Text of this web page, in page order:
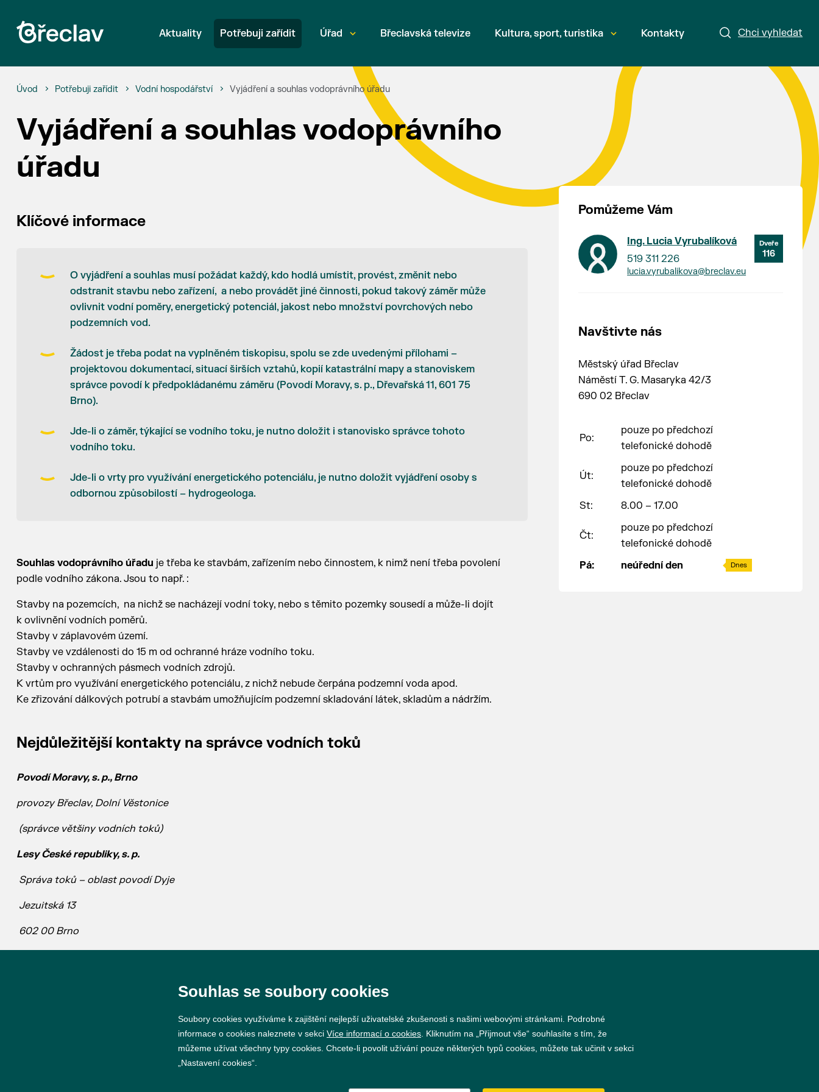
Chci vyhledat
Aktuality Potřebuji zařídit Úřad Břeclavská televize Kultura, sport, turistika Kontakty
Úvod Potřebuji zařídit Vodní hospodářství Vyjádření a souhlas vodoprávního úřadu
Vyjádření a souhlas vodoprávního
úřadu
Klíčové informace
O vyjádření a souhlas musí požádat každý, kdo hodlá umístit, provést, změnit nebo
odstranit stavbu nebo zařízení, a nebo provádět jiné činnosti, pokud takový záměr může
ovlivnit vodní poměry, energetický potenciál, jakost nebo množství povrchových nebo
podzemních vod.
Žádost je třeba podat na vyplněném tiskopisu, spolu se zde uvedenými přílohami –
projektovou dokumentací, situací širších vztahů, kopií katastrální mapy a stanoviskem
správce povodí k předpokládanému záměru (Povodí Moravy, s. p., Dřevařská 11, 601 75
Brno).
Jde-li o záměr, týkající se vodního toku, je nutno doložit i stanovisko správce tohoto
vodního toku.
Jde-li o vrty pro využívání energetického potenciálu, je nutno doložit vyjádření osoby s
odbornou způsobilostí – hydrogeologa.
Souhlas vodoprávního úřadu je třeba ke stavbám, zařízením nebo činnostem, k nimž není třeba povolení
podle vodního zákona. Jsou to např. :
Stavby na pozemcích, na nichž se nacházejí vodní toky, nebo s těmito pozemky sousedí a může-li dojít
k ovlivnění vodních poměrů.
Stavby v záplavovém území.
Stavby ve vzdálenosti do 15 m od ochranné hráze vodního toku.
Stavby v ochranných pásmech vodních zdrojů.
K vrtům pro využívání energetického potenciálu, z nichž nebude čerpána podzemní voda apod.
Ke zřizování dálkových potrubí a stavbám umožňujícím podzemní skladování látek, skladům a nádržím.
Nejdůležitější kontakty na správce vodních toků
Povodí Moravy, s. p., Brno
provozy Břeclav, Dolní Věstonice
(správce většiny vodních toků)
Lesy České republiky, s. p.
Správa toků – oblast povodí Dyje
Jezuitská 13
602 00 Brno
Pomůžeme Vám
116
Ing. Lucia Vyrubalíková
519 311 226
lucia.vyrubalikova@breclav.eu
Navštivte nás
Městský úřad Břeclav
Náměstí T. G. Masaryka 42/3
690 02 Břeclav
Po:
pouze po předchozí
telefonické dohodě
Út:
pouze po předchozí
telefonické dohodě
St:
8.00 – 17.00
Čt:
pouze po předchozí
telefonické dohodě
Pá:
neúřední den Dnes
Souhlas se soubory cookies
Soubory cookies využíváme k zajištění nejlepší uživatelské zkušenosti s našimi webovými stránkami. Podrobné
informace o cookies naleznete v sekci Více informací o cookies . Kliknutím na „Přijmout vše“ souhlasíte s tím, že
můžeme užívat všechny typy cookies. Chcete-li povolit užívání pouze některých typů cookies, můžete tak učinit v sekci
„Nastavení cookies“.